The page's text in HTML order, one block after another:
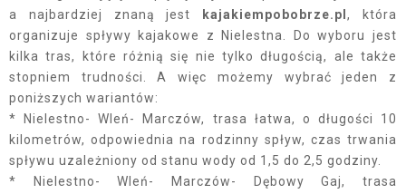
a najbardziej znaną jest
kajakiempobobrze.pl, która
organizuje spływy kajakowe z Nielestna. Do wyboru jest
kilka tras, które różnią się nie tylko długością, ale także
stopniem trudności. A więc możemy wybrać jeden z
poniższych wariantów:
* Nielestno- Wleń- Marczów, trasa łatwa, o długości 10
kilometrów, odpowiednia na rodzinny spływ, czas trwania
spływu uzależniony od stanu wody od 1,5 do 2,5 godziny.
* Nielestno- Wleń- Marczów- Dębowy Gaj, trasa